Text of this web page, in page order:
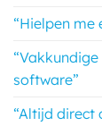
“Hielpen me
software”
“Altijd direct